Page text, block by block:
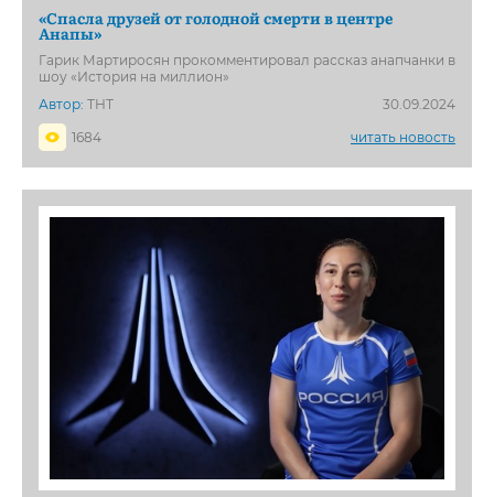
«Спасла друзей от голодной смерти в центре
Анапы»
Гарик Мартиросян прокомментировал рассказ анапчанки в
шоу «История на миллион»
Автор: ТНТ
30.09.2024
1684
читать новость